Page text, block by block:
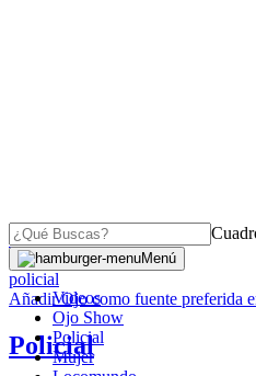
Menú
Videos
Ojo Show
Policial
Mujer
OJO
policial
AñadirOjocomo fuente preferida
Policial